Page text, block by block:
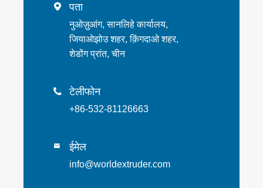
 पता
नुओज़ुआंग, सानलिहे कार्यालय,
जियाओझोउ शहर, क़िंगदाओ शहर,
शेडोंग प्रांत, चीन
 टेलीफोन
+86-532-81126663
 ईमेल
info@worldextruder.com